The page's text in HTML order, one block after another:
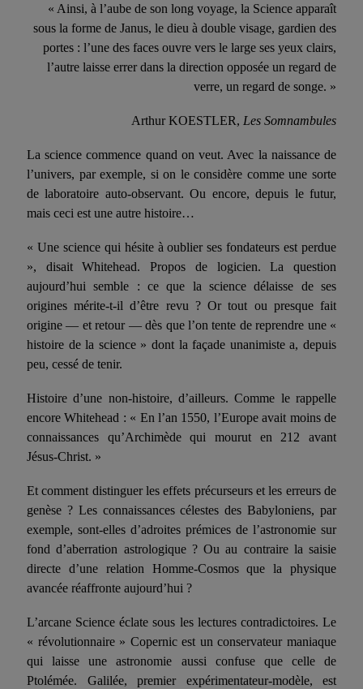
« Ainsi, à l’aube de son long voyage, la Science apparaît
sous la forme de Janus, le dieu à dou­ble visage, gardien des
portes : l’une des faces ouvre vers le large ses yeux clairs,
l’autre laisse errer dans la direction opposée un regard de
verre, un regard de songe. »
Arthur KOESTLER, Les Somnambules
La science commence quand on veut. Avec la naissance de
l’uni­vers, par exemple, si on le considère comme une sorte
de labora­toire auto-observant. Ou encore, depuis le futur,
mais ceci est une autre histoire…
« Une science qui hésite à oublier ses fondateurs est perdue
», disait Whitehead. Propos de logicien. La question
aujourd’hui sem­ble : ce que la science délaisse de ses
origines mérite-t-il d’être revu ? Or tout ou presque fait
origine — et retour — dès que l’on tente de reprendre une «
histoire de la science » dont la façade unanimiste a, depuis
peu, cessé de tenir.
Histoire d’une non-histoire, d’ailleurs. Comme le rappelle
encore Whitehead : « En l’an 1550, l’Europe avait moins de
connaissances qu’Archimède qui mourut en 212 avant
Jésus-Christ. »
Et comment distinguer les effets précurseurs et les erreurs de
genèse ? Les connaissances célestes des Babyloniens, par
exemple, sont-elles d’adroites prémices de l’astronomie sur
fond d’aberration astrologique ? Ou au contraire la saisie
directe d’une relation Homme-Cosmos que la physique
avancée réaffronte aujourd’hui ?
L’arcane Science éclate sous les lectures contradictoires. Le
« révo­lutionnaire » Copernic est un conservateur maniaque
qui laisse une astronomie aussi confuse que celle de
Ptolémée. Galilée, premier expérimentateur-modèle, est